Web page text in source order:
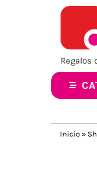
Regalos
Inicio »